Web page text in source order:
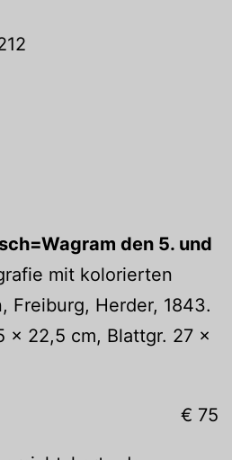
den 5. und
mit kolorierten
Freiburg, Herder, 1843.
x 22,5 cm, Blattgr. 27 x
€ 75